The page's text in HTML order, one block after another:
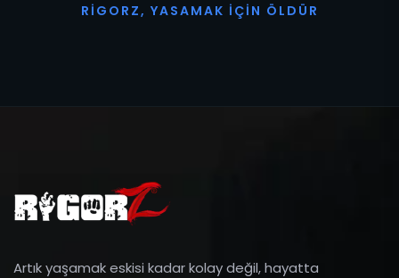
R I G O R Z, YASAMAK İ ÇI N Ö L D Ü R
Artık yaşamak eskisi kadar kolay değil, hayatta